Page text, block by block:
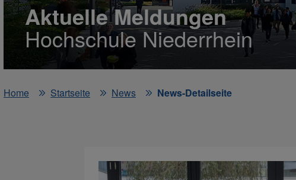
Aktuelle Meldungen
Hochschule Niederrhein
Home
Startseite News News-Detailseite